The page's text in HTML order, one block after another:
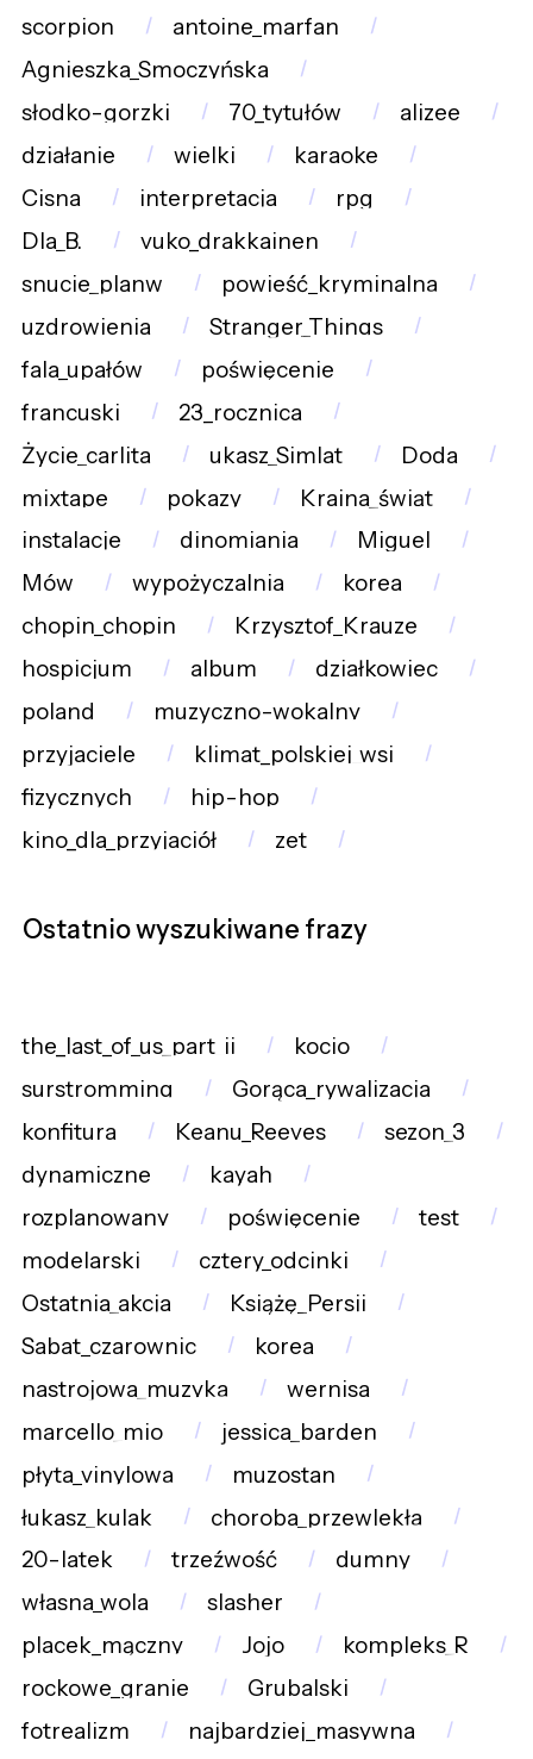
scorpion
antoine_marfan
Agnieszka_Smoczyńska
słodko-gorzki
70_tytułów
alizee
działanie
wielki
karaoke
Cisna
interpretacja
rpg
Dla_B.
vuko_drakkainen
snucie_planw
powieść_kryminalna
uzdrowienia
Stranger_Things
fala_upałów
poświęcenie
francuski
23_rocznica
Życie_carlita
ukasz_Simlat
Doda
mixtape
pokazy
Kraina_świąt
instalacje
dinomiania
Miguel
Mów
wypożyczalnia
korea
chopin_chopin
Krzysztof_Krauze
hospicjum
album
działkowiec
poland
muzyczno-wokalny
przyjaciele
klimat_polskiej_wsi
fizycznych
hip-hop
kino_dla_przyjaciół
zet
Ostatnio wyszukiwane frazy
the_last_of_us_part_ii
kocio
surstromming
Gorąca_rywalizacja
konfitura
Keanu_Reeves
sezon_3
dynamiczne
kayah
rozplanowany
poświęcenie
test
modelarski
cztery_odcinki
Ostatnia_akcja
Książę_Persji
Sabat_czarownic
korea
nastrojowa_muzyka
wernisa
marcello_mio
jessica_barden
płyta_vinylowa
muzostan
łukasz_kulak
choroba_przewlekła
20-latek
trzeźwość
dumny
własna_wola
slasher
placek_mączny
Jojo
kompleks_R
rockowe_granie
Grubalski
fotrealizm
najbardziej_masywna